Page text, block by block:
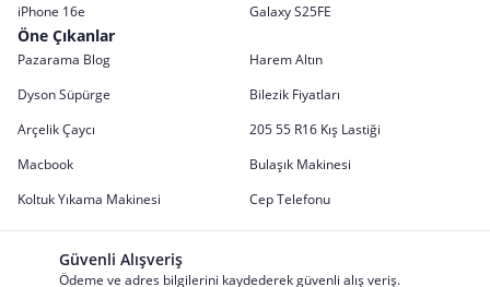
iPhone 16e
Galaxy S25FE
Öne Çıkanlar
Pazarama Blog
Harem Altın
Dyson Süpürge
Bilezik Fiyatları
Arçelik Çaycı
205 55 R16 Kış Lastiği
Macbook
Bulaşık Makinesi
Koltuk Yıkama Makinesi
Cep Telefonu
Güvenli Alışveriş
Ödeme ve adres bilgilerini kaydederek güvenli alış veriş.